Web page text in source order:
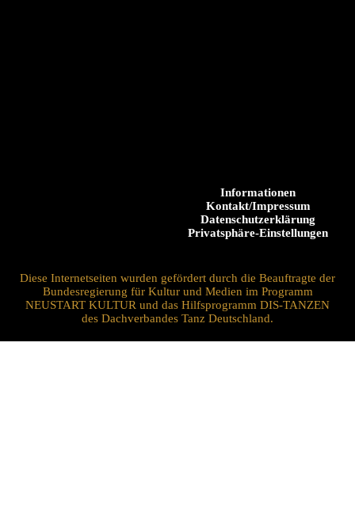
Informationen
Kontakt/Impressum
Datenschutzerklärung
Privatsphäre-Einstellungen
Diese Internetseiten wurden gefördert durch die Beauftragte der
Bundesregierung für Kultur und Medien im Programm
NEUSTART KULTUR und das Hilfsprogramm DIS-TANZEN
des Dachverbandes Tanz Deutschland.